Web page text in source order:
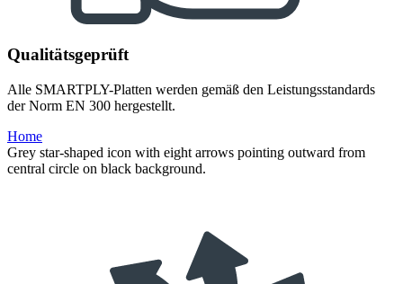
Qualitätsgeprüft
Alle SMARTPLY-Platten werden gemäß den Leistungsstandards
der Norm EN 300 hergestellt.
Home
Grey star-shaped icon with eight arrows pointing outward from
central circle on black background.